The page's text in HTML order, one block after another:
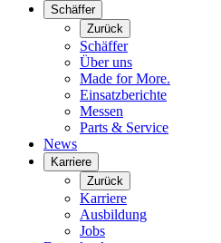
Schäffer
Zurück
Schäffer
Über uns
Made for More.
Einsatzberichte
Messen
Parts & Service
News
Karriere
Zurück
Karriere
Ausbildung
Jobs